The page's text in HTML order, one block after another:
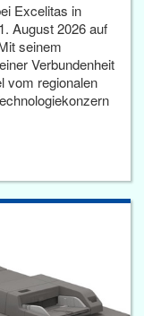
Excelitas in
August 2026 auf
seinem
Verbundenheit
vom regionalen